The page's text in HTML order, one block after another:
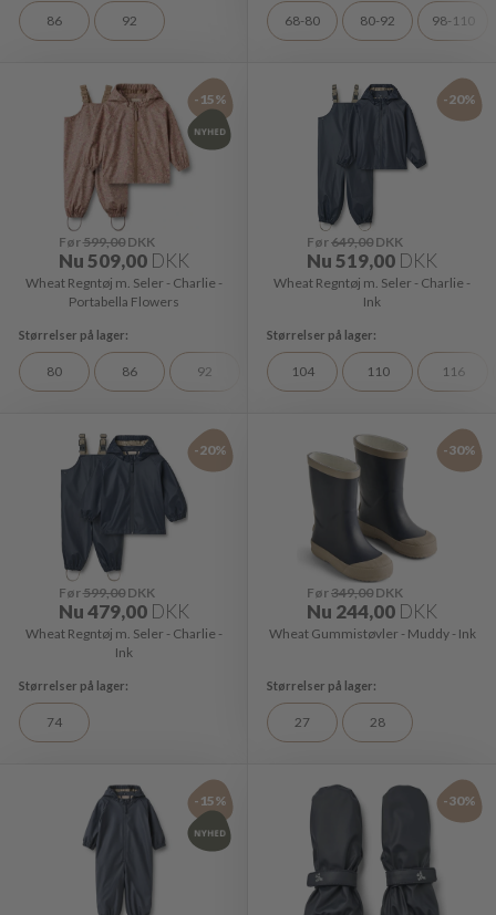
86 92 68-80 80-92 98-110
-15%
Før599,00DKK
Nu509,00 DKK
Wheat Regntøj m. Seler - Charlie -
Portabella Flowers
80 86 92
-20%
Før649,00 DKK
Nu519,00 DKK
Wheat Regntøj m. Seler - Charlie -
Ink
104 110 116
-20%
Før599,00DKK
Nu479,00 DKK
Wheat Regntøj m. Seler - Charlie -
Ink
74
-30%
Før349,00 DKK
Nu 244,00 DKK
Wheat Gummistøvler - Muddy - Ink
27 28
-15% -30%